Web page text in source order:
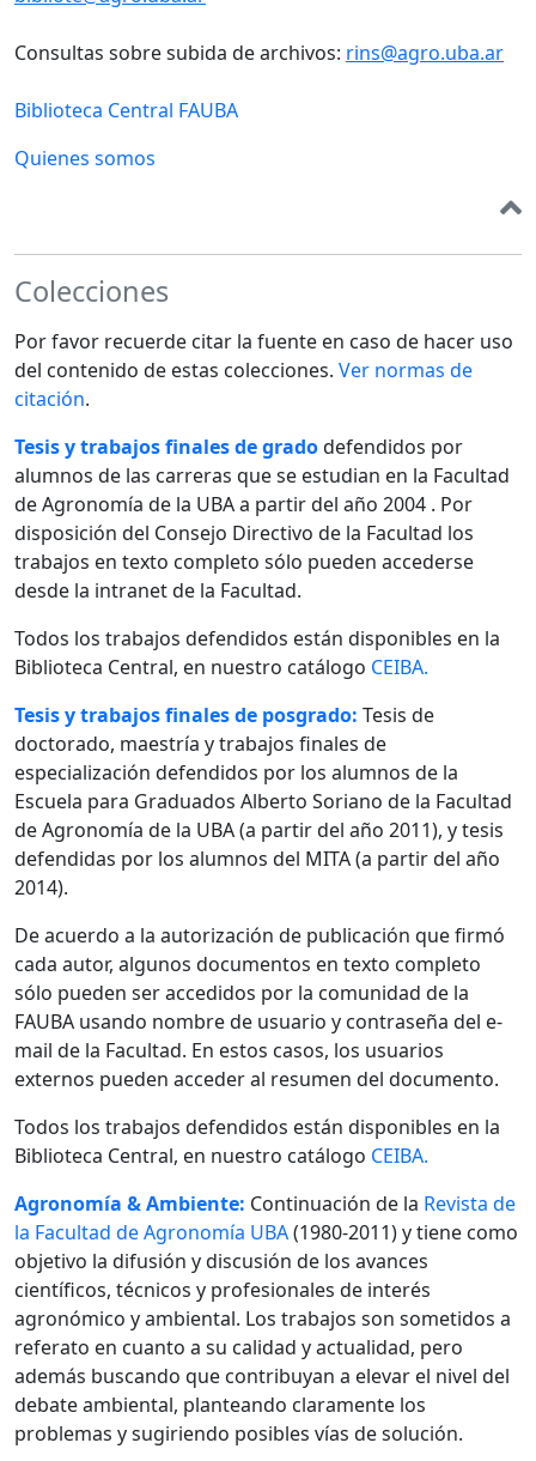
Consultas sobre subida de archivos: rins@agro.uba.ar
Biblioteca Central FAUBA
Quienes somos
Colecciones
Por favor recuerde citar la fuente en caso de hacer uso
del contenido de estas colecciones. Ver normas de
citación.
Tesis y trabajos finales de gradodefendidos por
alumnos de las carreras que se estudian en la Facultad
de Agronomía de la UBA a partir del año 2004 . Por
disposición del Consejo Directivo de la Facultad los
trabajos en texto completo sólo pueden accederse
desde la intranet de la Facultad.
Todos los trabajos defendidos están disponibles en la
Biblioteca Central, en nuestro catálogo CEIBA.
Tesis y trabajos finales de posgrado: Tesis de
doctorado, maestría y trabajos finales de
especialización defendidos por los alumnos de la
Escuela para Graduados Alberto Soriano de la Facultad
de Agronomía de la UBA (a partir del año 2011), y tesis
defendidas por los alumnos del MITA (a partir del año
2014).
De acuerdo a la autorización de publicación que firmó
cada autor, algunos documentos en texto completo
sólo pueden ser accedidos por la comunidad de la
FAUBA usando nombre de usuario y contraseña del e-
mail de la Facultad. En estos casos, los usuarios
externos pueden acceder al resumen del documento.
Todos los trabajos defendidos están disponibles en la
Biblioteca Central, en nuestro catálogo CEIBA.
Agronomía & Ambiente: Continuación de la Revista de
la Facultad de Agronomía UBA(1980-2011) y tiene como
objetivo la difusión y discusión de los avances
científicos, técnicos y profesionales de interés
agronómico y ambiental. Los trabajos son sometidos a
referato en cuanto a su calidad y actualidad, pero
además buscando que contribuyan a elevar el nivel del
debate ambiental, planteando claramente los
problemas y sugiriendo posibles vías de solución.